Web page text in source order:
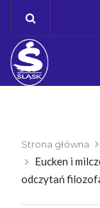
content
Strona główna
Eucken i
odczytań